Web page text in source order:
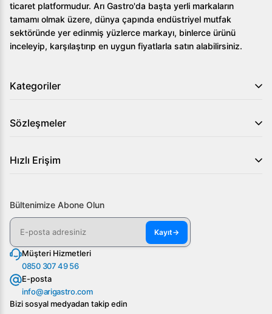
Birim dönüştürme özelliği sayesinde farklı ağırlık
birimlerinde de ölçüm yapabilirsiniz.
Kahve hazırlığınızda mükemmelliği yakalamak için Kumtel
yolu bu üründen geçiyor. Sipariş vermek için hemen
ticaret platformudur. Arı Gastro'da başta yerli markaların
tamamı olmak üzere, dünya çapında endüstriyel mutfak
sektöründe yer edinmiş yüzlerce markayı, binlerce ürünü
inceleyip, karşılaştırıp en uygun fiyatlarla satın alabilirsiniz.
Kategoriler
Sözleşmeler
Hızlı Erişim
Bültenimize Abone Olun
Kayıt→
Müşteri Hizmetleri
0850 307 49 56
E-posta
info@arigastro.com
Bizi sosyal medyadan takip edin